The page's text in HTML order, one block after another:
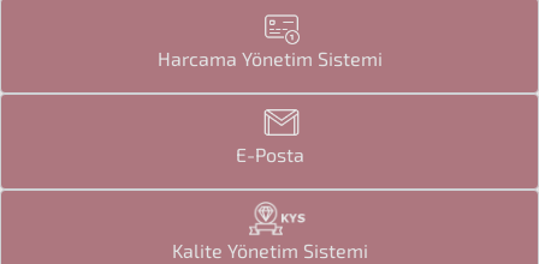
Harcama Yönetim Sistemi
E-Posta
Kalite Yönetim Sistemi